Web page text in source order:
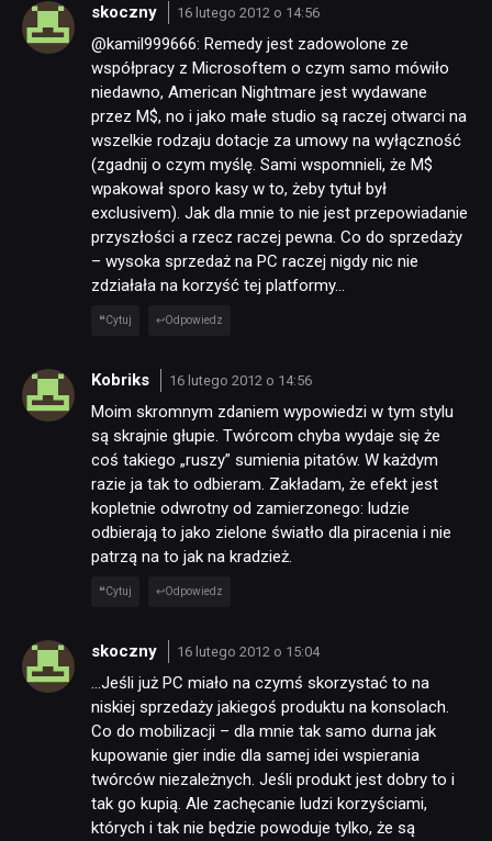
skoczny 16 lutego 2012 o 14:56
@kamil999666: Remedy jest zadowolone ze
współpracy z Microsoftem o czym samo mówiło
niedawno, American Nightmare jest wydawane
przez M$, no i jako małe studio są raczej otwarci na
wszelkie rodzaju dotacje za umowy na wyłączność
(zgadnij o czym myślę. Sami wspomnieli, że M$
wpakował sporo kasy w to, żeby tytuł był
exclusivem). Jak dla mnie to nie jest przepowiadanie
przyszłości a rzecz raczej pewna. Co do sprzedaży
– wysoka sprzedaż na PC raczej nigdy nic nie
zdziałała na korzyść tej platformy…
Cytuj Odpowiedz
Kobriks 16 lutego 2012 o 14:56
Moim skromnym zdaniem wypowiedzi w tym stylu
są skrajnie głupie. Twórcom chyba wydaje się że
coś takiego „ruszy” sumienia pitatów. W każdym
razie ja tak to odbieram. Zakładam, że efekt jest
kopletnie odwrotny od zamierzonego: ludzie
odbierają to jako zielone światło dla piracenia i nie
patrzą na to jak na kradzież.
Cytuj Odpowiedz
skoczny 16 lutego 2012 o 15:04
…Jeśli już PC miało na czymś skorzystać to na
niskiej sprzedaży jakiegoś produktu na konsolach.
Co do mobilizacji – dla mnie tak samo durna jak
kupowanie gier indie dla samej idei wspierania
twórców niezależnych. Jeśli produkt jest dobry to i
tak go kupią. Ale zachęcanie ludzi korzyściami,
których i tak nie będzie powoduje tylko, że są